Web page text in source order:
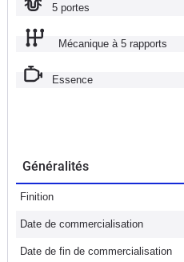
5 portes
Mécanique à 5 rapports
Essence
Généralités
Finition
Date de commercialisation
Date de fin de commercialisation